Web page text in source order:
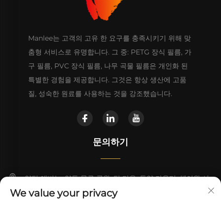
Manlee는 고객의 고유 한 요구를 충족시키기 위해 맞
춤형 서비스로 유명합니다. 그 중: PETG 장식 필름, 가
구 필름, PVC 장식 필름, 나무 곡물 필름은 개인화 된
특별한 경험을 제공합니다. 그것은 항상 생산에 고품
질, 성숙한 원료를 사용하는 것을 강조했습니다.
문의하기
양탄 애비뉴, 양동 물류 공원, 탄 타운, 동양 카운티, 헤이완 시
We value your privacy